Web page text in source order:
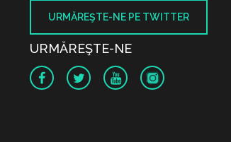
URMĂREŞTE-NE PE TWITTER
URMĂREŞTE-NE